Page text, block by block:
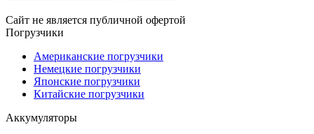
Сайт не является публичной офертой
Погрузчики
Американские погрузчики
Немецкие погрузчики
Японские погрузчики
Китайские погрузчики
Аккумуляторы